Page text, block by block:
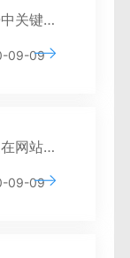
SEO中关键字叠加的后果分析
09-09
标题在网站SEO中有什么作用？
09-09